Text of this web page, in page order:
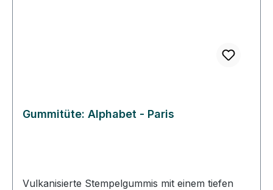
Gummitüte: Alphabet - Paris
Vulkanisierte Stempelgummis mit einem tiefen